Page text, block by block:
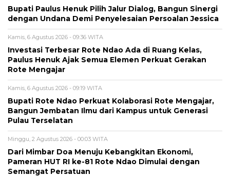
Bupati Paulus Henuk Pilih Jalur Dialog, Bangun Sinergi
dengan Undana Demi Penyelesaian Persoalan Jessica
Kamis, 6 Agustus 2026 - 09:36 WITA
Investasi Terbesar Rote Ndao Ada di Ruang Kelas,
Paulus Henuk Ajak Semua Elemen Perkuat Gerakan
Rote Mengajar
Kamis, 6 Agustus 2026 - 09:19 WITA
Bupati Rote Ndao Perkuat Kolaborasi Rote Mengajar,
Bangun Jembatan Ilmu dari Kampus untuk Generasi
Pulau Terselatan
Minggu, 2 Agustus 2026 - 00:03 WITA
Dari Mimbar Doa Menuju Kebangkitan Ekonomi,
Pameran HUT RI ke-81 Rote Ndao Dimulai dengan
Semangat Persatuan